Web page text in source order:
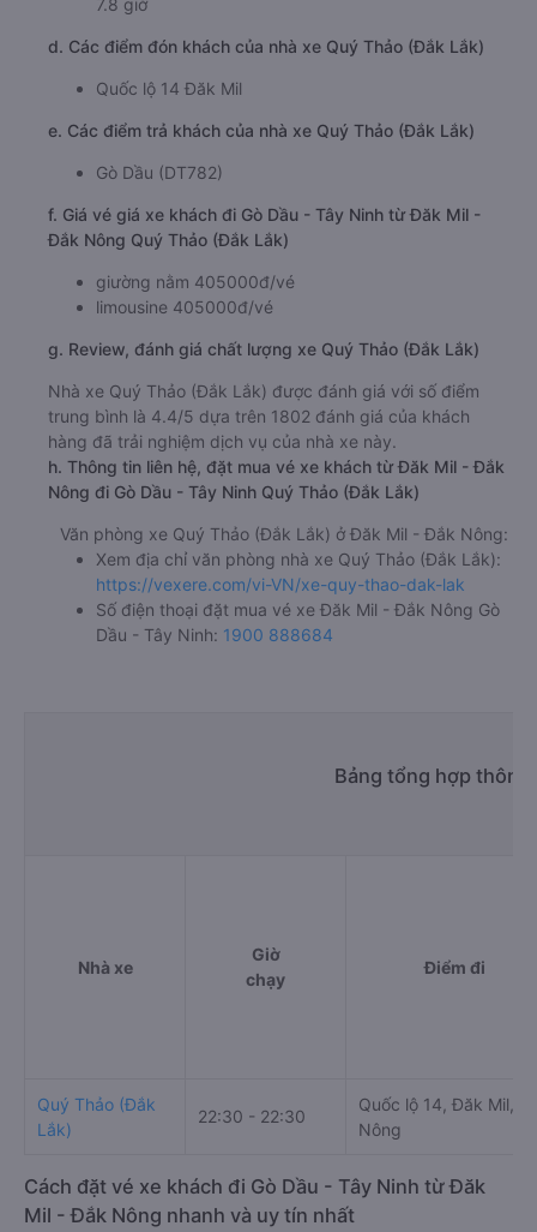
7.8 giờ
d. Các điểm đón khách của nhà xe Quý Thảo (Đắk Lắk)
Quốc lộ 14 Đăk Mil
e. Các điểm trả khách của nhà xe Quý Thảo (Đắk Lắk)
Gò Dầu (DT782)
f. Giá vé giá xe khách đi Gò Dầu - Tây Ninh từ Đăk Mil -
Đắk Nông Quý Thảo (Đắk Lắk)
giường nằm 405000đ/vé
limousine 405000đ/vé
g. Review, đánh giá chất lượng xe Quý Thảo (Đắk Lắk)
Nhà xe Quý Thảo (Đắk Lắk) được đánh giá với số điểm
trung bình là 4.4/5 dựa trên 1802 đánh giá của khách
hàng đã trải nghiệm dịch vụ của nhà xe này.
h. Thông tin liên hệ, đặt mua vé xe khách từ Đăk Mil - Đắk
Nông đi Gò Dầu - Tây Ninh Quý Thảo (Đắk Lắk)
Văn phòng xe Quý Thảo (Đắk Lắk) ở Đăk Mil - Đắk Nông:
Xem địa chỉ văn phòng nhà xe Quý Thảo (Đắk Lắk):
https://vexere.com/vi-VN/xe-quy-thao-dak-lak
Số điện thoại đặt mua vé xe Đăk Mil - Đắk Nông Gò
Dầu - Tây Ninh: 1900 888684
Bảng tổng hợp
Nhà xe
Giờ
chạy
Điểm đi
Quý Thảo (Đắk
Lắk)
22:30 - 22:30
Quốc lộ 14, Đăk Mil,
Nông
Cách đặt vé xe khách đi Gò Dầu - Tây Ninh từ Đăk
Mil - Đắk Nông nhanh và uy tín nhất